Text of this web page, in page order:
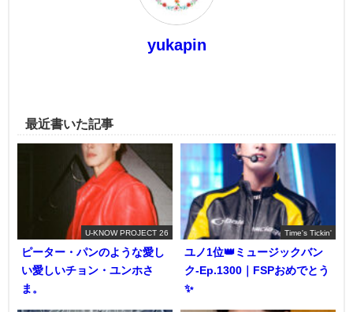
yukapin
最近書いた記事
U-KNOW PROJECT 26
ピーター・パンのような愛し
い愛しいチョン・ユンホさ
ま。
Time's Tickin'
ユノ1位👑ミュージックバン
ク-Ep.1300｜FSPおめでとう
✨️